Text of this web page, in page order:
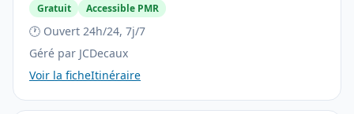
Gratuit Accessible PMR
🕐 Ouvert 24h/24, 7j/7
Géré par JCDecaux
Voir la ficheItinéraire